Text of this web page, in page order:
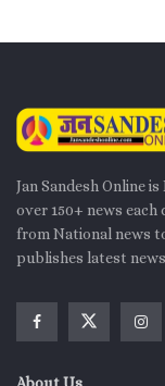
Jan Sandesh Online
over 150+ news each
from National news
publishes latest